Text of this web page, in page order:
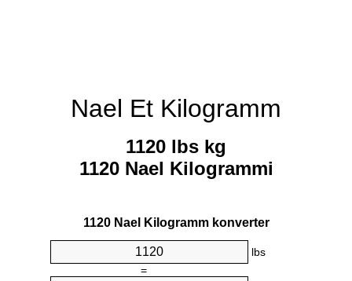
Nael Et Kilogramm
1120 lbs kg
1120 Nael Kilogrammi
1120 Nael Kilogramm konverter
lbs
=